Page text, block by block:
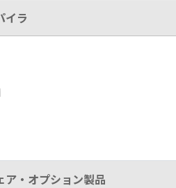
イラ
ア・オプション製品